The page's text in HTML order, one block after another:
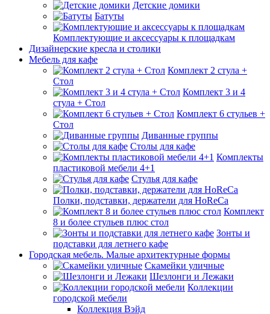
Детские домики
Батуты
Комплектующие и аксессуары к площадкам
Дизайнерские кресла и столики
Мебель для кафе
Комплект 2 стула +
Стол
Комплект 3 и 4
стула + Стол
Комплект 6 стульев +
Стол
Диванные группы
Столы для кафе
Комплекты
пластиковой мебели 4+1
Стулья для кафе
Полки, подставки, держатели для HoReCa
Комплект
8 и более стульев плюс стол
Зонты и
подставки для летнего кафе
Городская мебель. Малые архитектурные формы
Скамейки уличные
Шезлонги и Лежаки
Коллекции
городской мебели
Коллекция Вэйд